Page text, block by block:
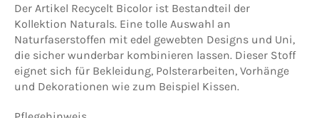
Der Artikel Recycelt Bicolor ist Bestandteil der
Kollektion Naturals. Eine tolle Auswahl an
Naturfaserstoffen mit edel gewebten Designs und Uni,
die sicher wunderbar kombinieren lassen. Dieser Stoff
eignet sich für Bekleidung, Polsterarbeiten, Vorhänge
und Dekorationen wie zum Beispiel Kissen.